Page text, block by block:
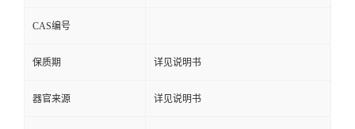
CAS编号
保质期 详见说明书
器官来源 详见说明书